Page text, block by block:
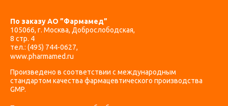
По заказу АО ”Фармамед”
105066, г. Москва, Доброслободская,
8 стр. 4
тел.: (495) 744-0627,
www.pharmamed.ru
Произведено в соответствии с международным
стандартом качества фармацевтического производства
GMP.